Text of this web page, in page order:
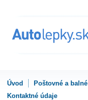
Úvod Poštovné a balné
Kontaktné údaje